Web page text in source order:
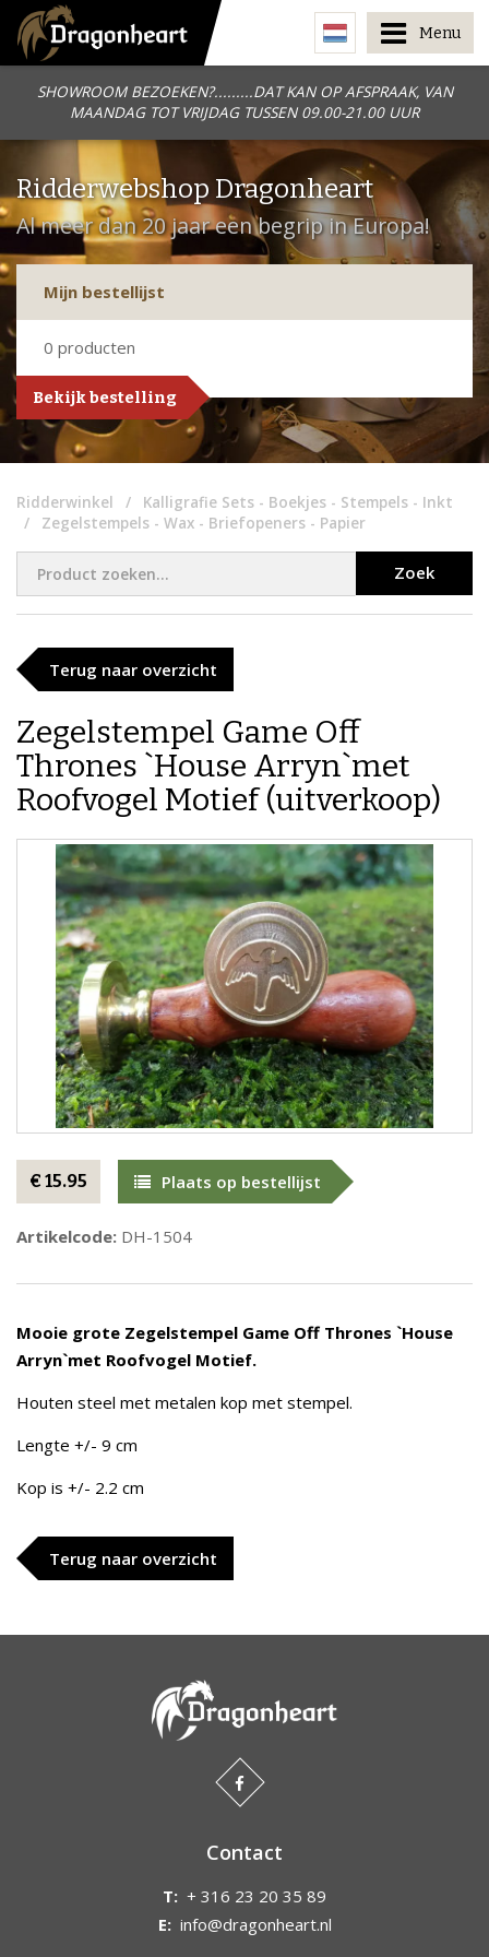
SHOWROOM BEZOEKEN?.........DAT KAN OP AFSPRAAK, VAN
MAANDAG TOT VRIJDAG TUSSEN 09.00-21.00 UUR
Menu
Ridderwebshop Dragonheart
Al meer dan 20 jaar een begrip in Europa!
Mijn bestellijst
0 producten
Bekijk bestelling
Ridderwinkel
Kalligrafie Sets - Boekjes - Stempels - Inkt
Zegelstempels - Wax - Briefopeners - Papier
Zoek
Terug naar overzicht
Zegelstempel Game Off
Thrones `House Arryn`met
Roofvogel Motief (uitverkoop)
€ 15.95 Plaats op bestellijst
Artikelcode: DH-1504
Mooie grote Zegelstempel Game Off Thrones `House
Arryn`met Roofvogel Motief.
Houten steel met metalen kop met stempel.
Lengte +/- 9 cm
Kop is +/- 2.2 cm
Terug naar overzicht
Contact
T: + 316 23 20 35 89
E: info@dragonheart.nl